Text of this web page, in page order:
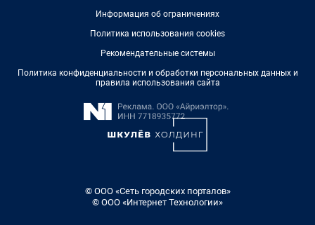
Информация об ограничениях
Политика использования cookies
Рекомендательные системы
Политика конфиденциальности и обработки персональных данных и
правила использования сайта
© ООО «Сеть городских порталов»
© ООО «Интернет Технологии»